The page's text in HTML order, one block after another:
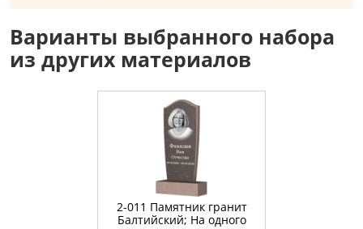
Варианты выбранного набора
из других материалов
2-011 Памятник гранит
Балтийский; На одного